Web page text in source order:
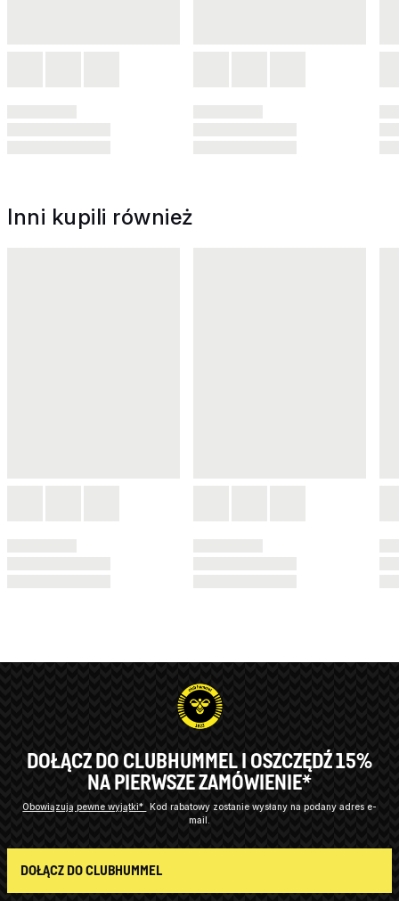
Inni kupili również
DOŁĄCZ DO CLUBHUMMEL I OSZCZĘDŹ 15%
NA PIERWSZE ZAMÓWIENIE*
Obowiązują pewne wyjątki* Kod rabatowy zostanie wysłany na podany adres e-
mail.
DOŁĄCZ DO CLUBHUMMEL